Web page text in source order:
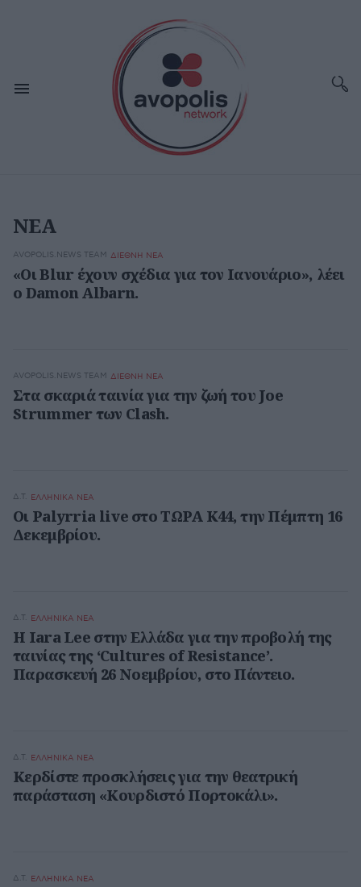
ΝΕΑ
AVOPOLIS.NEWS TEAM ΔΙΕΘΝΗ ΝΕΑ
«Οι Blur έχουν σχέδια για τον Ιανουάριο», λέει
ο Damon Albarn.
AVOPOLIS.NEWS TEAM ΔΙΕΘΝΗ ΝΕΑ
Στα σκαριά ταινία για την ζωή του Joe
Strummer των Clash.
Δ.Τ. ΕΛΛΗΝΙΚΑ ΝΕΑ
Οι Palyrria live στο ΤΩΡΑ Κ44, την Πέμπτη 16
Δεκεμβρίου.
Δ.Τ. ΕΛΛΗΝΙΚΑ ΝΕΑ
Η Iara Lee στην Ελλάδα για την προβολή της
ταινίας της ‘Cultures of Resistance’.
Παρασκευή 26 Νοεμβρίου, στο Πάντειο.
Δ.Τ. ΕΛΛΗΝΙΚΑ ΝΕΑ
Κερδίστε προσκλήσεις για την θεατρική
παράσταση «Κουρδιστό Πορτοκάλι».
Δ.Τ. ΕΛΛΗΝΙΚΑ ΝΕΑ